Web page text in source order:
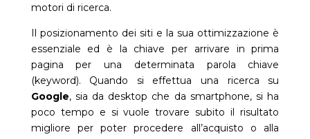
motori di ricerca.
Il posizionamento dei siti e la sua ottimizzazione è
essenziale ed è la chiave per arrivare in prima
pagina per una determinata parola chiave
(keyword). Quando si effettua una ricerca su
Google, sia da desktop che da smartphone, si ha
poco tempo e si vuole trovare subito il risultato
migliore per poter procedere all’acquisto o alla